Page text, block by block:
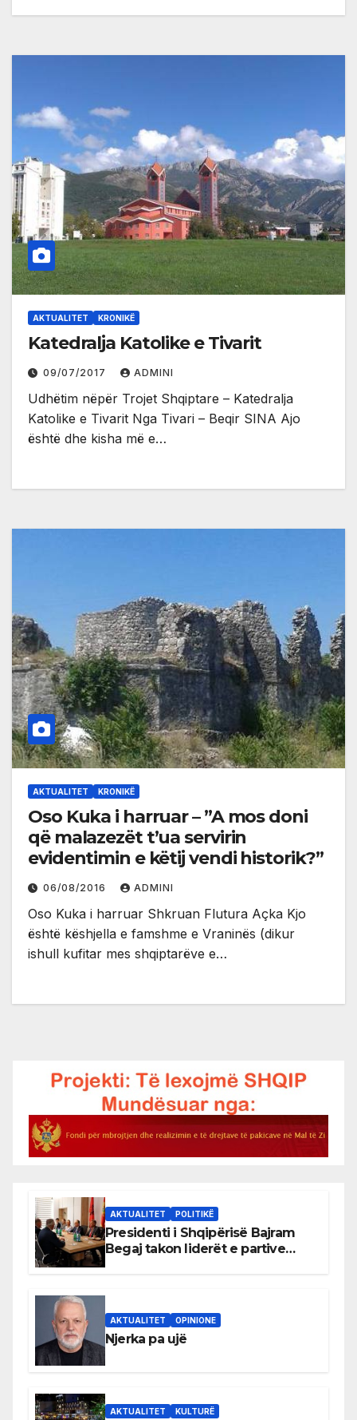
AKTUALITET KRONIKË
Katedralja Katolike e Tivarit
09/07/2017 ADMINI
Udhëtim nëpër Trojet Shqiptare – Katedralja
Katolike e Tivarit Nga Tivari – Beqir SINA Ajo
është dhe kisha më e…
AKTUALITET KRONIKË
Oso Kuka i harruar – ”A mos doni
që malazezët t’ua servirin
evidentimin e këtij vendi historik?”
06/08/2016 ADMINI
Oso Kuka i harruar Shkruan Flutura Açka Kjo
është këshjella e famshme e Vraninës (dikur
ishull kufitar mes shqiptarëve e…
AKTUALITET POLITIKË
Presidenti i Shqipërisë Bajram
Begaj takon liderët e partive
AKTUALITET OPINIONE
Njerka pa ujë
AKTUALITET KULTURË